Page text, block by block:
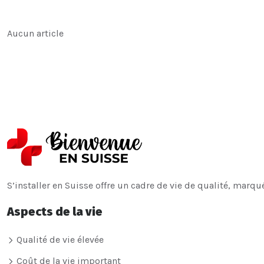
Aucun article
S’installer en Suisse offre un cadre de vie de qualité,
Aspects de la vie
Qualité de vie élevée
Coût de la vie important